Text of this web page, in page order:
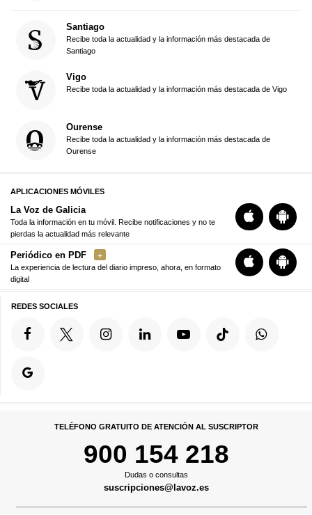
Santiago
Recibe toda la actualidad y la información más destacada de
Santiago
Vigo
Recibe toda la actualidad y la información más destacada de Vigo
Ourense
Recibe toda la actualidad y la información más destacada de
Ourense
APLICACIONES MÓVILES
La Voz de Galicia
Toda la información en tu móvil. Recibe notificaciones y no te
pierdas la actualidad más relevante
Periódico en PDF
La experiencia de lectura del diario impreso, ahora, en formato
digital
REDES SOCIALES
TELÉFONO GRATUITO DE ATENCIÓN AL SUSCRIPTOR
900 154 218
Dudas o consultas
suscripciones@lavoz.es